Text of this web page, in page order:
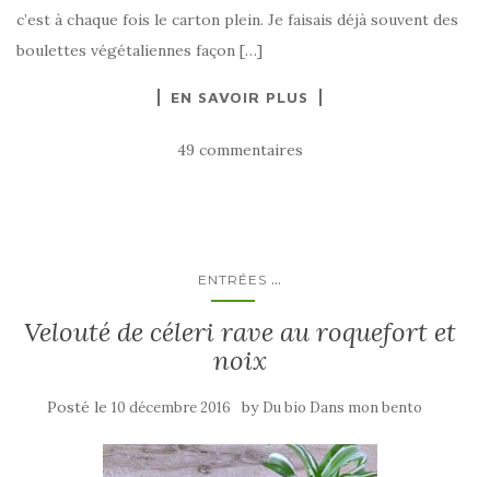
c’est à chaque fois le carton plein. Je faisais déjà souvent des
boulettes végétaliennes façon […]
EN SAVOIR PLUS
49 commentaires
ENTRÉES ...
Velouté de céleri rave au roquefort et
noix
Posté le 10 décembre 2016 by Du bio Dans mon bento